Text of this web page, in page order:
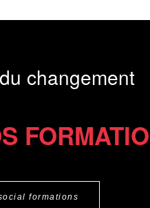
changement
formations